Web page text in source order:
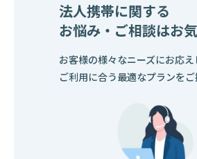
法人携帯に関する
お悩み・ご相談はお
お客様の様々なニーズにお応え
ご利用に合う最適なプランをご